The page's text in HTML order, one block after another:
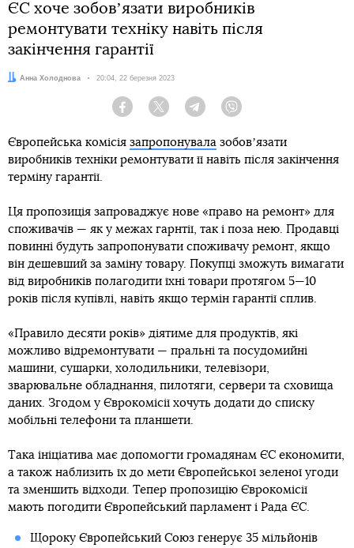
ЄС хоче зобовʼязати виробників
ремонтувати техніку навіть після
закінчення гарантії
Автор:
Анна Холоднова Дата:
20:04, 22 березня 2023
Facebook Twitter Telegram
Європейська комісія запропонувала зобовʼязати
виробників техніки ремонтувати її навіть після закінчення
терміну гарантії.
Ця пропозиція запроваджує нове «право на ремонт» для
споживачів — як у межах гарнтії, так і поза нею. Продавці
повинні будуть запропонувати споживачу ремонт, якщо
він дешевший за заміну товару. Покупці зможуть вимагати
від виробників полагодити їхні товари протягом 5—10
років після купівлі, навіть якщо термін гарантії сплив.
«Правило десяти років» діятиме для продуктів, які
можливо відремонтувати — пральні та посудомийні
машини, сушарки, холодильники, телевізори,
зварювальне обладнання, пилотяги, сервери та сховища
даних. Згодом у Єврокомісії хочуть додати до списку
мобільні телефони та планшети.
Така ініціатива має допомогти громадянам ЄС економити,
а також наблизить їх до мети Європейської зеленої угоди
та зменшить відходи. Тепер пропозицію Єврокомісії
мають погодити Європейський парламент і Рада ЄС.
Щороку Європейський Союз генерує 35 мільйонів